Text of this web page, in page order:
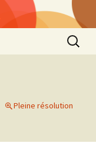
Pleine résolution